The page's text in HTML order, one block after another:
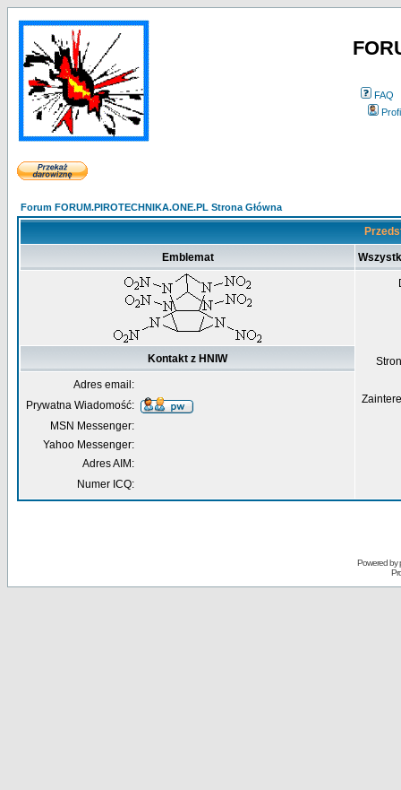
FAQ
Forum FORUM.PIROTECHNIKA.ONE.PL Strona Główna
Emblemat
Kontakt z HNIW
Adres email:
Prywatna Wiadomość:
MSN Messenger:
Yahoo Messenger:
Adres AIM:
Numer ICQ:
Powered by